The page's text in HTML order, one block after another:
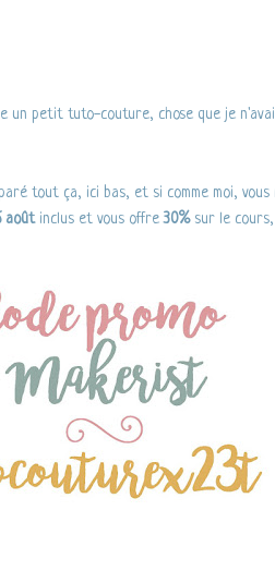
un petit tuto-couture, chose que je
tout ça, ici bas, et si comme moi, vous
aoûtinclus et vous offre30%sur le